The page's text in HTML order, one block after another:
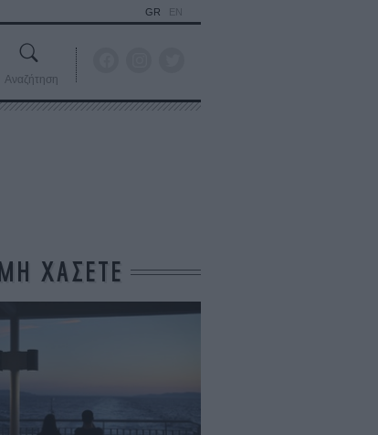
GR EN
Αναζήτηση
ΜΗ ΧΑΣΕΤΕ